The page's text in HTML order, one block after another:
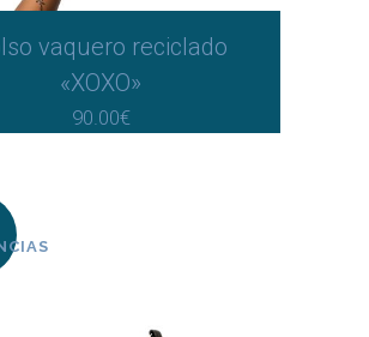
vaquero reciclado
«XOXO»
90.00€